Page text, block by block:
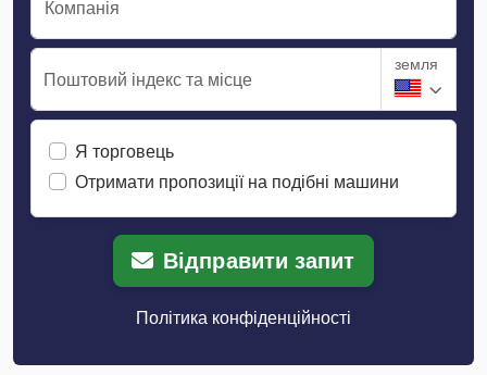
Компанія
Поштовий індекс та місце
земля
Я торговець
Отримати пропозиції на подібні машини
Відправити запит
Політика конфіденційності